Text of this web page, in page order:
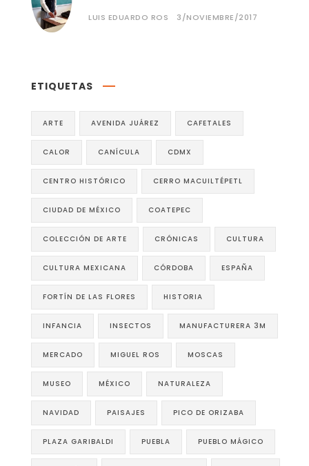
LUIS EDUARDO ROS 3/NOVIEMBRE/2017
ETIQUETAS
ARTE AVENIDA JUÁREZ CAFETALES
CALOR CANÍCULA CDMX
CENTRO HISTÓRICO CERRO MACUILTÉPETL
CIUDAD DE MÉXICO COATEPEC
COLECCIÓN DE ARTE CRÓNICAS CULTURA
CULTURA MEXICANA CÓRDOBA ESPAÑA
FORTÍN DE LAS FLORES HISTORIA
INFANCIA INSECTOS MANUFACTURERA 3M
MERCADO MIGUEL ROS MOSCAS
MUSEO MÉXICO NATURALEZA
NAVIDAD PAISAJES PICO DE ORIZABA
PLAZA GARIBALDI PUEBLA PUEBLO MÁGICO